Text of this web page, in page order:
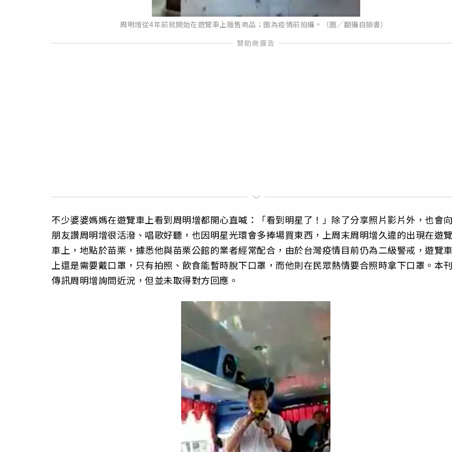
周明增從4年前就開始在遊覽車上販售商品；圖為疫情前拍攝。（圖／翻攝自臉書）
不少婆婆媽媽在遊覽車上看到周明增都開心直喊：「看到明星了！」 除了分享照片影片外，也會
朋友讚周明增很活潑、唱歌好聽， 也因明星光環會多捧場買東西， 上周末周明增久違的出現在遊
車上，地點於苗栗， 據悉他與苗栗公館的業者經常配合， 由於台灣疫情目前仍為二級警戒，遊覽
上還是需要戴口罩， 只有拍照、飲食能暫時脫下口罩， 而他則在民眾熱情要合照時拿下口罩。本
傳訊周明增詢問近況， 但並未取得對方回應。